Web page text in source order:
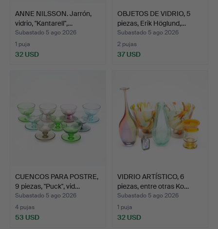
ANNE NILSSON. Jarrón,
vidrio, "Kantarell",…
Subastado 5 ago 2026
1 puja
32 USD
OBJETOS DE VIDRIO, 5
piezas, Erik Höglund,…
Subastado 5 ago 2026
2 pujas
37 USD
CUENCOS PARA POSTRE,
9 piezas, "Puck", vid…
Subastado 5 ago 2026
4 pujas
53 USD
VIDRIO ARTÍSTICO, 6
piezas, entre otras Ko…
Subastado 5 ago 2026
1 puja
32 USD